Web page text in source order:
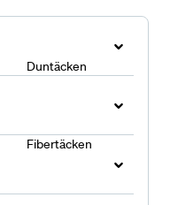
Duntäcken
Fibertäcken